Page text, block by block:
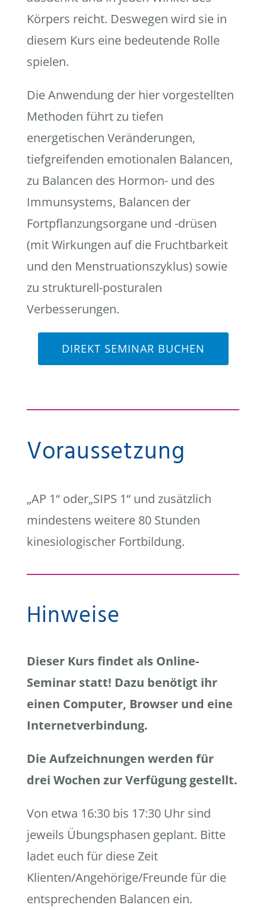
Körpers reicht. Deswegen wird sie in
diesem Kurs eine bedeutende Rolle
spielen.
Die Anwendung der hier vorgestellten
Methoden führt zu tiefen
energetischen Veränderungen,
tiefgreifenden emotionalen Balancen,
zu Balancen des Hormon- und des
Immunsystems, Balancen der
Fortpflanzungsorgane und -drüsen
(mit Wirkungen auf die Fruchtbarkeit
und den Menstruationszyklus) sowie
zu strukturell-posturalen
Verbesserungen.
DIREKT SEMINAR BUCHEN
Voraussetzung
„AP 1“ oder„SIPS 1“ und zusätzlich
mindestens weitere 80 Stunden
kinesiologischer Fortbildung.
Hinweise
Dieser Kurs findet als Online-
Seminar statt! Dazu benötigt ihr
einen Computer, Browser und eine
Internetverbindung.
Die Aufzeichnungen werden für
drei Wochen zur Verfügung gestellt.
Von etwa 16:30 bis 17:30 Uhr sind
jeweils Übungsphasen geplant. Bitte
ladet euch für diese Zeit
Klienten/Angehörige/Freunde für die
entsprechenden Balancen ein.